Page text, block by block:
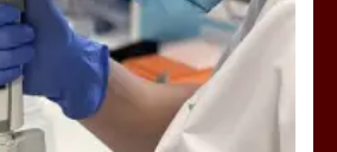
TOGO : Bon vent dans les secteurs des
transports et du tourisme
4 minutes